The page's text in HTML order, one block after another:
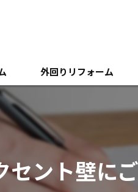
ム
外回りリフォーム
外壁・サイディング
エクステリア
土木・増築
セント壁に